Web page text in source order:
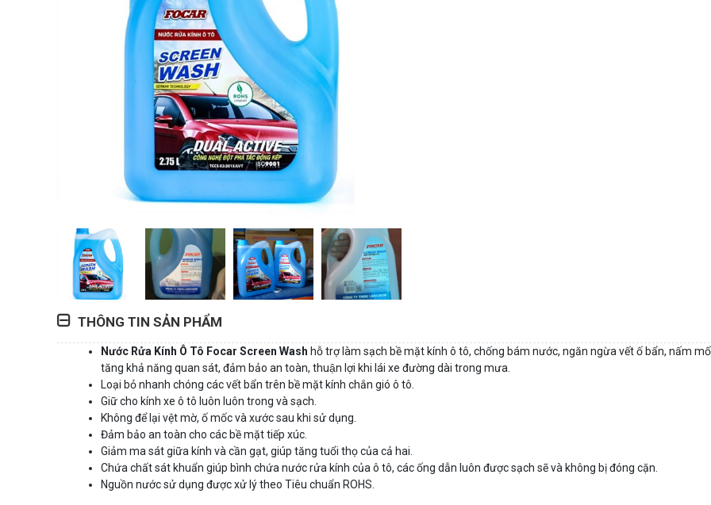
THÔNG TIN SẢN PHẨM
Nước Rửa Kính Ô Tô Focar Screen Wash hỗ trợ làm sạch bề mặt kính ô tô, chống bám nước, ngăn ngừa vết ố bẩn, nấm
tăng khả năng quan sát, đảm bảo an toàn, thuận lợi khi lái xe đường dài trong mưa.
Loại bỏ nhanh chóng các vết bẩn trên bề mặt kính chắn gió ô tô.
Giữ cho kính xe ô tô luôn luôn trong và sạch.
Không để lại vệt mờ, ố mốc và xước sau khi sử dụng.
Đảm bảo an toàn cho các bề mặt tiếp xúc.
Giảm ma sát giữa kính và cần gạt, giúp tăng tuổi thọ của cả hai.
Chứa chất sát khuẩn giúp bình chứa nước rửa kính của ô tô, các ống dẫn luôn được sạch sẽ và không bị đóng cặn.
Nguồn nước sử dụng được xử lý theo Tiêu chuẩn ROHS.